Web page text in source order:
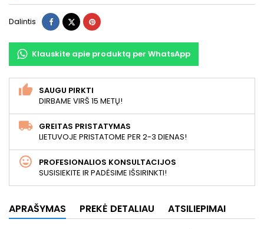
Dalintis DalintisTwitterPinterest
Klauskite apie produktą per WhatsApp
SAUGU PIRKTI
DIRBAME VIRŠ 15 METŲ!
GREITAS PRISTATYMAS
LIETUVOJE PRISTATOME PER 2-3 DIENAS!
PROFESIONALIOS KONSULTACIJOS
SUSISIEKITE IR PADĖSIME IŠSIRINKTI!
APRAŠYMAS PREKĖ DETALIAU ATSILIEPIMAI